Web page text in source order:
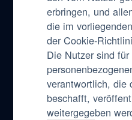
erbringen, und
die im
der Cookie-
Die Nutzer sind
verantwortlich, die
beschafft,
weitergegeben